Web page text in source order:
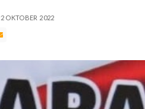
OKTOBER 2022